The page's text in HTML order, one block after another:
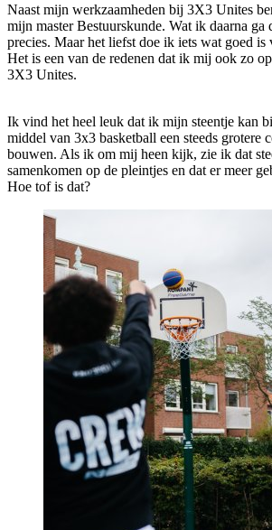
Naast mijn werkzaamheden bij 3X3 Unites
mijn master Bestuurskunde. Wat ik daarna ga
precies. Maar het liefst doe ik iets wat goed is
Het is een van de redenen dat ik mij ook zo
3X3 Unites.
Ik vind het heel leuk dat ik mijn steentje kan
middel van 3x3 basketball een steeds grotere
bouwen. Als ik om mij heen kijk, zie ik dat
samenkomen op de pleintjes en dat er meer
Hoe tof is dat?